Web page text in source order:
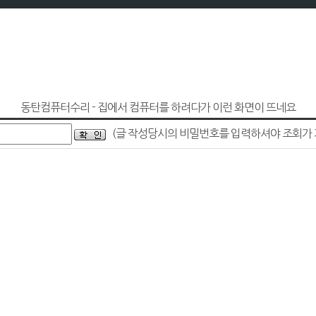
동탄컴퓨터수리 - 집에서 컴퓨터를 하려다가 이런 화면이 뜨네요
(글 작성당시의 비밀번호를 입력하셔야 조회가